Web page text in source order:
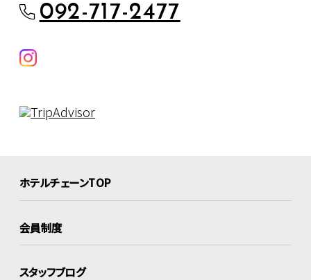
092-717-2477
ホテルチェーンTOP
会員制度
スタッフブログ